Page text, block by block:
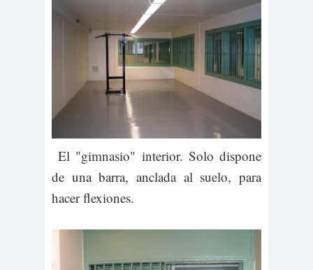
El "gimnasio" interior. Solo dispone
de una barra, anclada al suelo, para
hacer flexiones.